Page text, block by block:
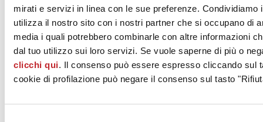
mirati e servizi in linea con le sue preferenze.
utilizza il nostro sito con i nostri partner che si occupano di
media i quali potrebbero combinarle con altre informazioni
dal tuo utilizzo sui loro servizi. Se vuole saperne di più o
clicchi qui. Il consenso può essere espresso cliccando sul
cookie di profilazione può negare il consenso sul tasto
FLAVIKER - Divisione di ABK GROUP INDUSTRIE
CERAMICHE S.p.A.
Via San Lorenzo 24/A
FINALE EMILIA, 41034
Modena
Tel. 059 9752011